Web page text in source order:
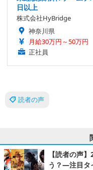
日以上
株式会社HyBridge
神奈川県
月給30万円～50万円
正社員
読者の声
【読者の声
う？―注目タ